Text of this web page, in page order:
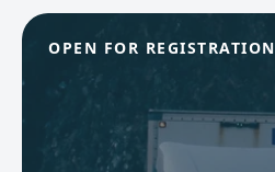
OPEN FOR REGISTRATION